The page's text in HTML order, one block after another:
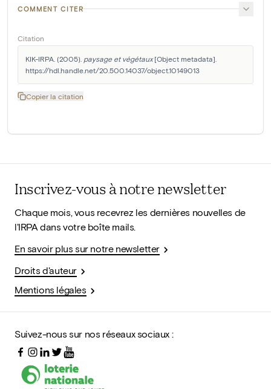
COMMENT CITER
Citation
KIK-IRPA. (2005). paysage et végétaux [Object metadata].
https://hdl.handle.net/20.500.14037/object.10149013
Copier la citation
Inscrivez-vous à notre newsletter
Chaque mois, vous recevrez les dernières nouvelles de
l'IRPA dans votre boîte mails.
En savoir plus sur notre newsletter
Droits d'auteur
Mentions légales
Suivez-nous sur nos réseaux sociaux :